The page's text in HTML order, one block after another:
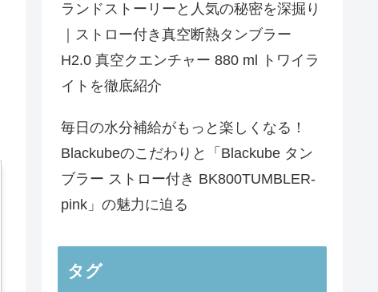
ランドストーリーと人気の秘密を深掘り
｜ストロー付き真空断熱タンブラー
H2.0 真空クエンチャー 880 ml トワイラ
イトを徹底紹介
毎日の水分補給がもっと楽しくなる！
Blackubeのこだわりと「Blackube タン
ブラー ストロー付き BK800TUMBLER-
pink」の魅力に迫る
タグ